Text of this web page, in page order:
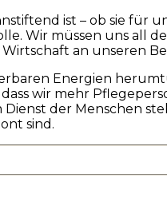
ist – ob sie für
Wir müssen uns all
an unseren
Energien
wir mehr
Dienst der Menschen
sind.